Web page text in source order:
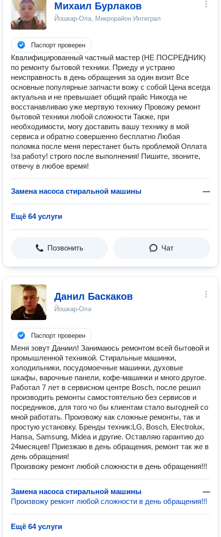
Михаил Бурлаков
Йошкар-Ола, Микрорайон Интеграл
Паспорт проверен
Квалифицированный частный мастер (НЕ ПОСРЕДНИК)
по ремонту бытовой техники. Приеду и устраню
неисправность в день обращения за один визит Все
основные популярные запчасти вожу с собой Цена всегда
актуальна и не превышает общий прайс Никогда не
восстанавливаю уже мертвую технику Провожу ремонт
бытовой техники любой сложности Также, при
необходимости, могу доставить вашу технику в мой
сервиса и обратно совершенно бесплатно Любая
поломка после меня перестанет быть проблемой Оплата
!за работу! строго после выполнения! Пишите, звоните,
отвечу в любое время!
Замена насоса стиральной машины —
Ещё 64 услуги
Позвонить Чат
Данил Баскаков
Йошкар-Ола
Паспорт проверен
Меня зовут Даниил! Занимаюсь ремонтом всей бытовой и
промышленной техникой. Стиральные машинки,
холодильники, посудомоечные машинки, духовые
шкафы, варочные панели, кофе-машинки и много другое.
Работал 7 лет в сервисном центре Bosch, после решил
производить ремонты самостоятельно без сервисов и
посредников, для того чо бы клиентам стало выгодней со
мной работать. Произвожу как сложные ремонты, так и
простую установку. Бренды техник:LG, Bosch, Electrolux,
Hansa, Samsung, Midea и другие. Оставляю гарантию до
24месяцев! Приезжаю в день обращения, ремонт так же в
день обращения!
Произвожу ремонт любой сложности в день обращения!!!
Замена насоса стиральной машины
—
Произвожу ремонт любой сложности в день обращения!!!
Ещё 64 услуги